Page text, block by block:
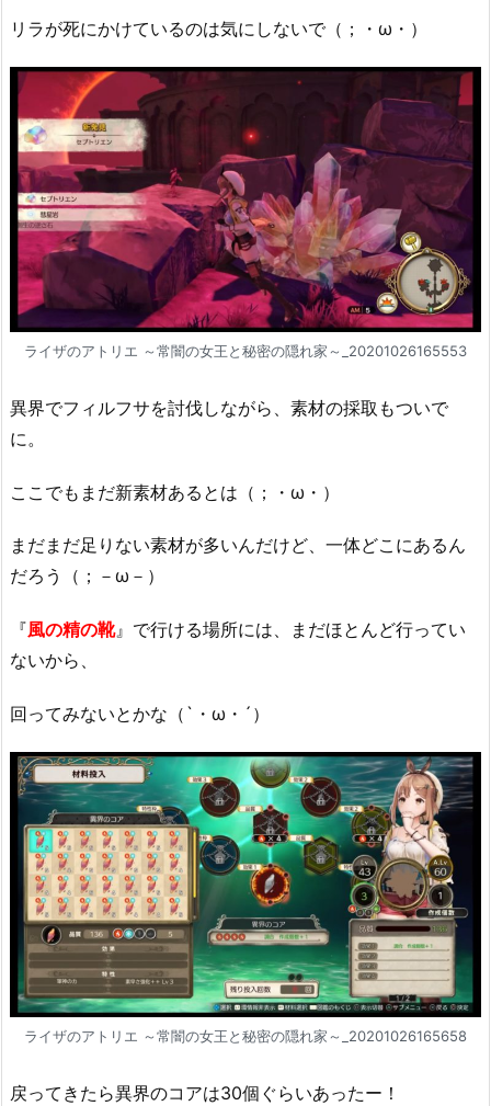
リラが死にかけているのは気にしないで（；・ω・）
ライザのアトリエ ～常闇の女王と秘密の隠れ家～_20201026165553
異界でフィルフサを討伐しながら、素材の採取もついで
に。
ここでもまだ新素材あるとは（；・ω・）
まだまだ足りない素材が多いんだけど、一体どこにあるん
だろう（；－ω－）
『風の精の靴』で行ける場所には、まだほとんど行ってい
ないから、
回ってみないとかな（`・ω・´）
ライザのアトリエ ～常闇の女王と秘密の隠れ家～_20201026165658
戻ってきたら異界のコアは30個ぐらいあったー！